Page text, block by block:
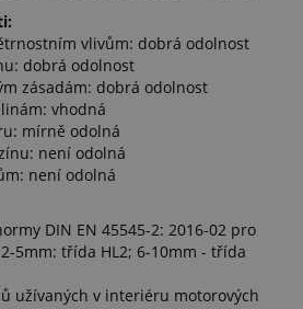
vlivům: dobrá odolnost
dobrá odolnost
zásadám: dobrá odolnost
vhodná
mírně odolná
není odolná
není odolná
DIN EN 45545-2: 2016-02 pro
5mm: třída HL2; 6-10mm - třída
užívaných v interiéru motorových